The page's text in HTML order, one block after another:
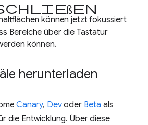
können jetzt fokussiert
Bereiche über die Tastatur
können.
herunterladen
Canary, Dev oder Beta als
die Entwicklung. Über diese